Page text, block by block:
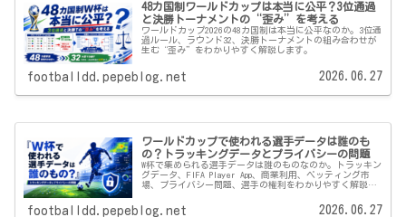
48カ国制ワールドカップは本当に公平？3位通過
と決勝トーナメントの“歪み”を考える
ワールドカップ2026の48カ国制は本当に公平なのか。3位通
過ルール、ラウンド32、決勝トーナメントの組み合わせが
生む“歪み”をわかりやすく解説します。
footballdd.pepeblog.net 2026.06.27
ワールドカップで使われる選手データは誰のも
の？トラッキングデータとプライバシーの問題
W杯で集められる選手データは誰のものなのか。トラッキン
グデータ、FIFA Player App、商業利用、ベッティング市
場、プライバシー問題、選手の権利をわかりやすく解説し
footballdd.pepeblog.net 2026.06.27